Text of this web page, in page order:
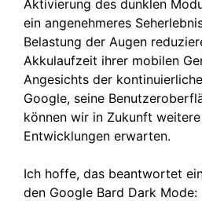
Aktivierung des dunklen
ein angenehmeres
Belastung der Augen
Akkulaufzeit ihrer mobilen
Angesichts der
Google, seine
können wir in Zukunft
Entwicklungen erwarten.
Ich hoffe, das beantwortet
den Google Bard Dark Mode: